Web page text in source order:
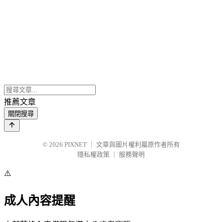
推薦文章
關閉搜尋
© 2026 PIXNET
文章與圖片權利屬原作者所有
隱私權政策
服務聲明
⚠️
成人內容提醒